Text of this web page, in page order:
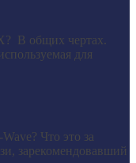
В общих чертах.
для
Что это за
зарекомендовавший